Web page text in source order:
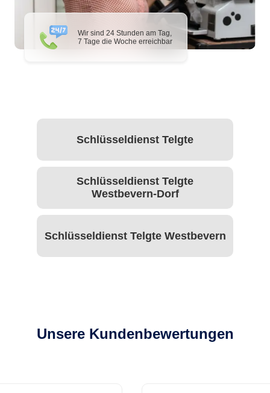
Wir sind 24 Stunden am Tag,
7 Tage die Woche erreichbar
Schlüsseldienst Telgte
Schlüsseldienst Telgte
Westbevern-Dorf
Schlüsseldienst Telgte Westbevern
Unsere Kundenbewertungen